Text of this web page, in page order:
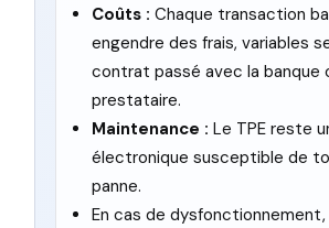
Coûts : Chaque transaction
engendre des frais, variables
contrat passé avec la banque
prestataire.
Maintenance : Le TPE reste
électronique susceptible de
panne.
En cas de